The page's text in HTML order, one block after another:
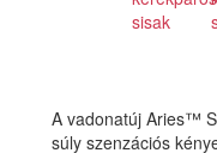
A vadonatúj Aries™
súly szenzációs